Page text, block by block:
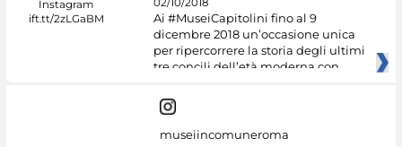
02/10/2018
Ai #MuseiCapitolini fino al 9
dicembre 2018 un’occasione unica
per ripercorrere la storia degli ultimi
tre concili dell’età moderna con
museiincomuneroma